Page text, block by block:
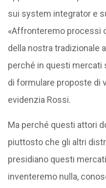
sui system integrator e
«Affronteremo processi
della nostra tradizionale
perché in questi mercati
di formulare proposte di
evidenzia Rossi.
Ma perché questi attori
piuttosto che gli altri
presidiano questi
inventeremo nulla,